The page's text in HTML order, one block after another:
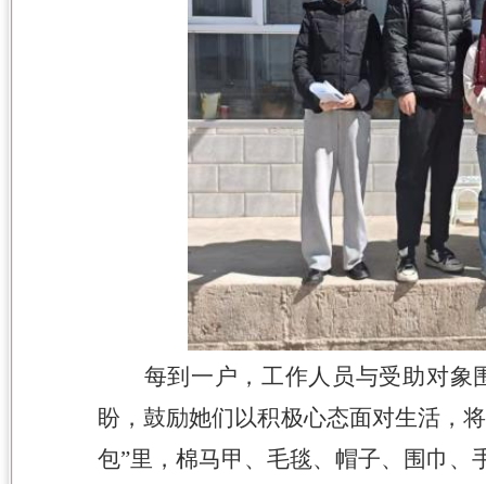
每到一户，工作人员与受助对象
盼，鼓励她们以积极心态面对生活，将
包”里，棉马甲、毛毯、帽子、围巾